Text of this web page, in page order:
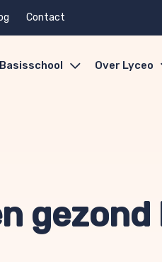
Contact
Basisschool Over Lyceo